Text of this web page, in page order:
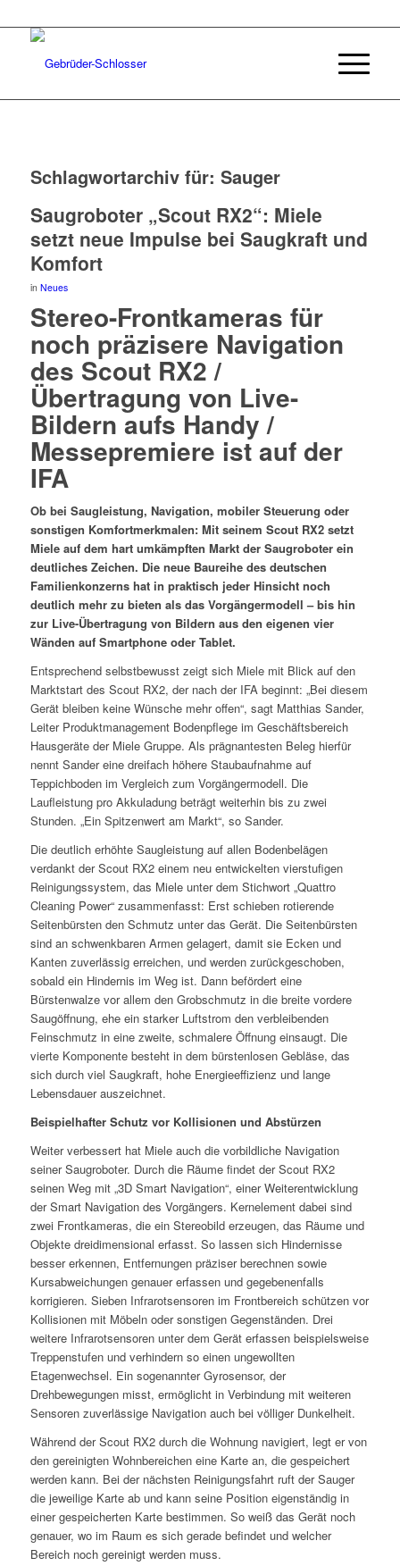
Schlagwortarchiv für: Sauger
Saugroboter „Scout RX2“: Miele
setzt neue Impulse bei Saugkraft und
Komfort
in Neues
Stereo-Frontkameras für
noch präzisere Navigation
des Scout RX2 /
Übertragung von Live-
Bildern aufs Handy /
Messepremiere ist auf der
IFA
Ob bei Saugleistung, Navigation, mobiler Steuerung oder
sonstigen Komfortmerkmalen: Mit seinem Scout RX2 setzt
Miele auf dem hart umkämpften Markt der Saugroboter ein
deutliches Zeichen. Die neue Baureihe des deutschen
Familienkonzerns hat in praktisch jeder Hinsicht noch
deutlich mehr zu bieten als das Vorgängermodell – bis hin
zur Live-Übertragung von Bildern aus den eigenen vier
Wänden auf Smartphone oder Tablet.
Entsprechend selbstbewusst zeigt sich Miele mit Blick auf den
Marktstart des Scout RX2, der nach der IFA beginnt: „Bei diesem
Gerät bleiben keine Wünsche mehr offen“, sagt Matthias Sander,
Leiter Produktmanagement Bodenpflege im Geschäftsbereich
Hausgeräte der Miele Gruppe. Als prägnantesten Beleg hierfür
nennt Sander eine dreifach höhere Staubaufnahme auf
Teppichboden im Vergleich zum Vorgängermodell. Die
Laufleistung pro Akkuladung beträgt weiterhin bis zu zwei
Stunden. „Ein Spitzenwert am Markt“, so Sander.
Die deutlich erhöhte Saugleistung auf allen Bodenbelägen
verdankt der Scout RX2 einem neu entwickelten vierstufigen
Reinigungssystem, das Miele unter dem Stichwort „Quattro
Cleaning Power“ zusammenfasst: Erst schieben rotierende
Seitenbürsten den Schmutz unter das Gerät. Die Seitenbürsten
sind an schwenkbaren Armen gelagert, damit sie Ecken und
Kanten zuverlässig erreichen, und werden zurückgeschoben,
sobald ein Hindernis im Weg ist. Dann befördert eine
Bürstenwalze vor allem den Grobschmutz in die breite vordere
Saugöffnung, ehe ein starker Luftstrom den verbleibenden
Feinschmutz in eine zweite, schmalere Öffnung einsaugt. Die
vierte Komponente besteht in dem bürstenlosen Gebläse, das
sich durch viel Saugkraft, hohe Energieeffizienz und lange
Lebensdauer auszeichnet.
Beispielhafter Schutz vor Kollisionen und Abstürzen
Weiter verbessert hat Miele auch die vorbildliche Navigation
seiner Saugroboter. Durch die Räume findet der Scout RX2
seinen Weg mit „3D Smart Navigation“, einer Weiterentwicklung
der Smart Navigation des Vorgängers. Kernelement dabei sind
zwei Frontkameras, die ein Stereobild erzeugen, das Räume und
Objekte dreidimensional erfasst. So lassen sich Hindernisse
besser erkennen, Entfernungen präziser berechnen sowie
Kursabweichungen genauer erfassen und gegebenenfalls
korrigieren. Sieben Infrarotsensoren im Frontbereich schützen vor
Kollisionen mit Möbeln oder sonstigen Gegenständen. Drei
weitere Infrarotsensoren unter dem Gerät erfassen beispielsweise
Treppenstufen und verhindern so einen ungewollten
Etagenwechsel. Ein sogenannter Gyrosensor, der
Drehbewegungen misst, ermöglicht in Verbindung mit weiteren
Sensoren zuverlässige Navigation auch bei völliger Dunkelheit.
Während der Scout RX2 durch die Wohnung navigiert, legt er von
den gereinigten Wohnbereichen eine Karte an, die gespeichert
werden kann. Bei der nächsten Reinigungsfahrt ruft der Sauger
die jeweilige Karte ab und kann seine Position eigenständig in
einer gespeicherten Karte bestimmen. So weiß das Gerät noch
genauer, wo im Raum es sich gerade befindet und welcher
Bereich noch gereinigt werden muss.